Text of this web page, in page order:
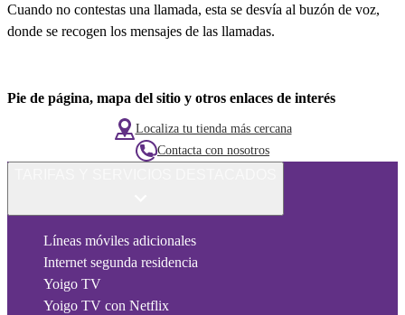
Cuando no contestas una llamada, esta se desvía al buzón de voz,
donde se recogen los mensajes de las llamadas.
Pie de página, mapa del sitio y otros enlaces de interés
Localiza tu tienda más cercana
Contacta con nosotros
Líneas móviles adicionales
Internet segunda residencia
Yoigo TV
Yoigo TV con Netflix